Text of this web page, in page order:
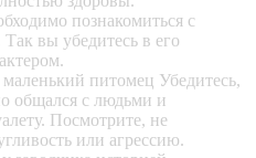
познакомиться с
вы убедитесь в его
питомец Убедитесь,
общался с людьми и
Посмотрите, не
или агрессию.